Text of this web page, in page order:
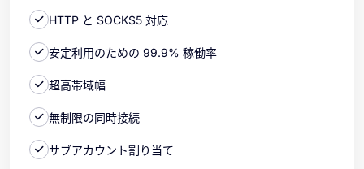
HTTP と SOCKS5 対応
安定利用のための 99.9% 稼働率
超高帯域幅
無制限の同時接続
サブアカウント割り当て